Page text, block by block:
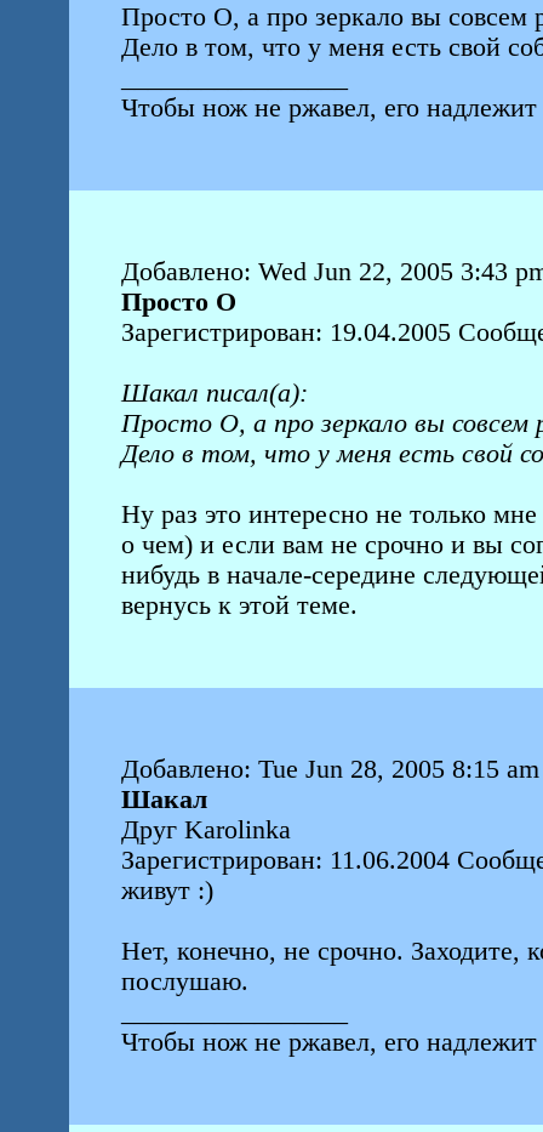
Просто О, а про зеркало вы совсем
Дело в том, что у меня есть свой
Чтобы нож не ржавел, его
Добавлено: Wed Jun 22, 2005 3:43
Просто О
Зарегистрирован: 19.04.2005
Шакал писал(а):
Просто О, а про зеркало вы совсем
Дело в том, что у меня есть свой
Ну раз это интересно не только
о чем) и если вам не срочно и вы
нибудь в начале-середине
вернусь к этой теме.
Добавлено: Tue Jun 28, 2005 8:15 am
Шакал
Друг Karolinka
Зарегистрирован: 11.06.2004
живут :)
Нет, конечно, не срочно. Заходите,
послушаю.
Чтобы нож не ржавел, его